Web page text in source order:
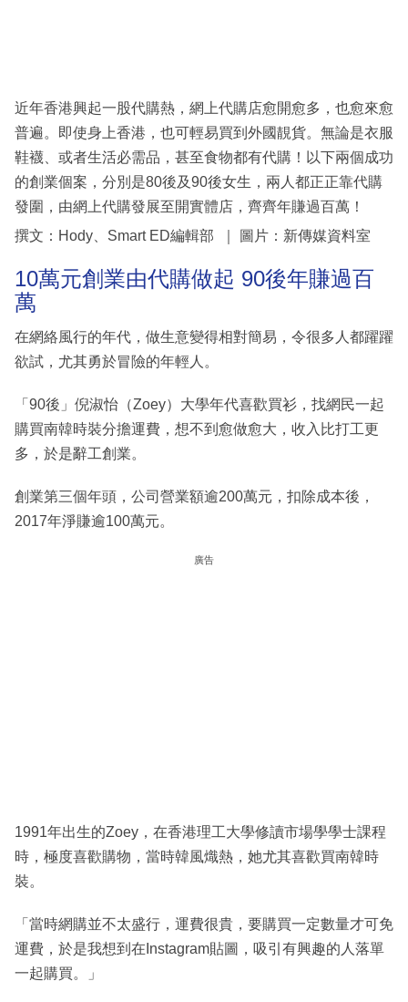
區
近年香港興起一股代購熱，網上代購店愈開愈多，也愈來愈
普遍。即使身上香港，也可輕易買到外國靚貨。無論是衣服
鞋襪、或者生活必需品，甚至食物都有代購！以下兩個成功
的創業個案，分別是80後及90後女生，兩人都正正靠代購
發圍，由網上代購發展至開實體店，齊齊年賺過百萬！
撰文：Hody、Smart ED編輯部 ｜ 圖片：新傳媒資料室
10萬元創業由代購做起 90後年賺過百
萬
在網絡風行的年代，做生意變得相對簡易，令很多人都躍躍
欲試，尤其勇於冒險的年輕人。
「90後」倪淑怡（Zoey）大學年代喜歡買衫，找網民一起
購買南韓時裝分擔運費，想不到愈做愈大，收入比打工更
多，於是辭工創業。
創業第三個年頭，公司營業額逾200萬元，扣除成本後，
2017年淨賺逾100萬元。
廣告
1991年出生的Zoey，在香港理工大學修讀市場學學士課程
時，極度喜歡購物，當時韓風熾熱，她尤其喜歡買南韓時
裝。
「當時網購並不太盛行，運費很貴，要購買一定數量才可免
運費，於是我想到在Instagram貼圖，吸引有興趣的人落單
一起購買。」